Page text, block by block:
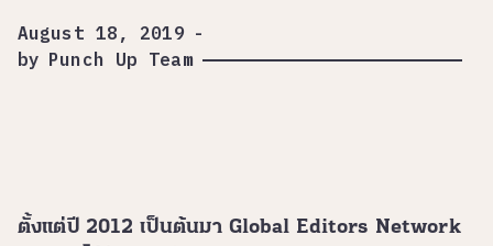
August 18, 2019 -
by Punch Up Team
ตั้งแต่ปี 2012 เป็นต้นมา Global Editors Network